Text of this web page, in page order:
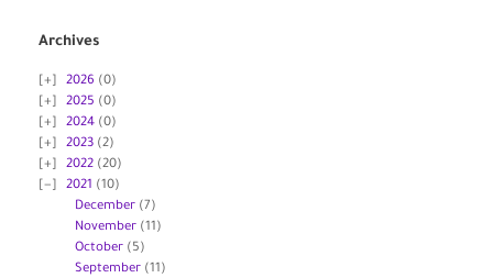
Archives
2026 (0)
2025 (0)
2024 (0)
2023 (2)
2022 (20)
2021 (10)
December(7)
November(11)
October(5)
September(11)